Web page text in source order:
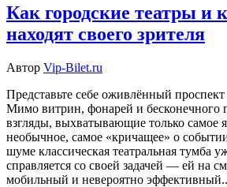
Как городские театры и
находят своего зрителя
Автор Vip-Bilet.ru
Представьте себе оживлённый
Мимо витрин, фонарей и бесконечного
взгляды, выхватывающие только самое
необычное, самое «кричащее» о
шуме классическая театральная тумба
справляется со своей задачей — ей на
мобильный и невероятно